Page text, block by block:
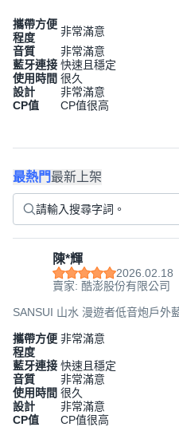
攜帶方便
程度
非常滿意
音質
非常滿意
藍牙連接 快速且穩定
使用時間 很久
設計
非常滿意
CP值
CP值很高
最熱門最新上架
陳*輝
2026.02.18
賣家: 酷澎股份有限公司
SANSUI 山水 漫遊者低音炮戶外
攜帶方便
程度
非常滿意
藍牙連接 快速且穩定
音質
非常滿意
使用時間 很久
設計
非常滿意
CP值
CP值很高